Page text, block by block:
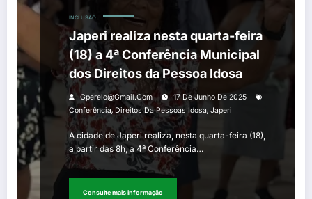
INCLUSÃO
Japeri realiza nesta quarta-feira
(18) a 4ª Conferência Municipal
dos Direitos da Pessoa Idosa
Gperelo@gmail.com
17 De Junho De 2025
Conferência, Direitos Da Pessoas Idosa, Japeri
A cidade de Japeri realiza, nesta quarta-feira (18),
a partir das 8h, a 4ª Conferência…
Consulte mais informação